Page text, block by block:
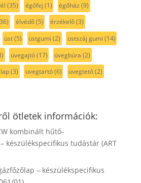
(35) égőfej (1) égőház (9)
élvédő(5) érzékelő(3)
üst(5) üstgumi (2) üstszáj gumi (14)
üvegajtó(17) üvegbúra (2)
(3) üvegtartó(6) üvegtető(2)
ötletek információk:
kombinált hűtő-
készülékspecifikus tudástár (ART
– készülékspecifikus